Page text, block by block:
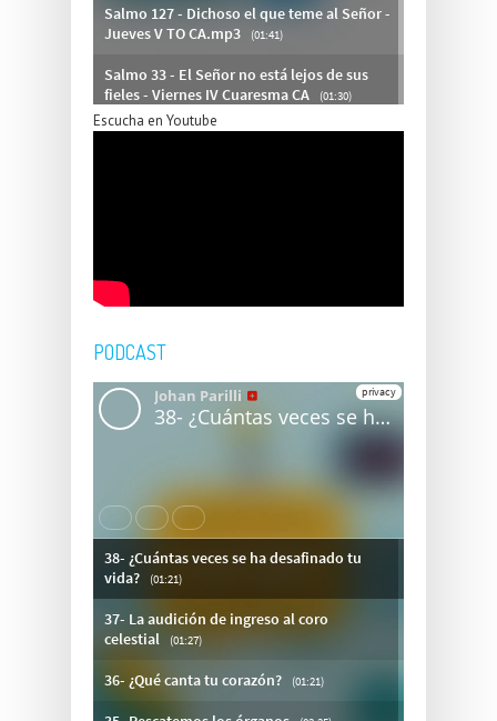
Escucha en Youtube
PODCAST